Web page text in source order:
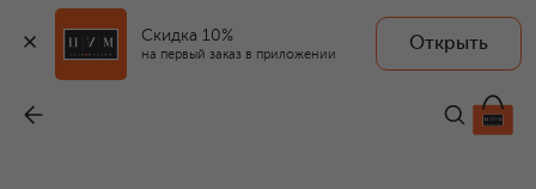
Скидка 10%
на первый заказ в приложении
Открыть